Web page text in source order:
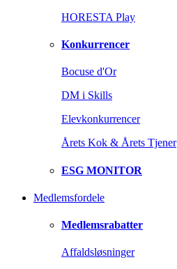
HORESTA Play
Konkurrencer
Bocuse d'Or
DM i Skills
Elevkonkurrencer
Årets Kok & Årets Tjener
ESG MONITOR
Medlemsfordele
Medlemsrabatter
Affaldsløsninger